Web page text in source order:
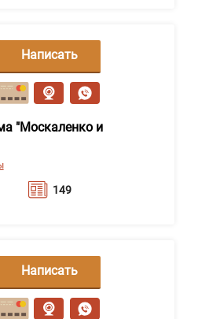
"Москаленко и
149
Написать
сообщение
Написать
сообщение